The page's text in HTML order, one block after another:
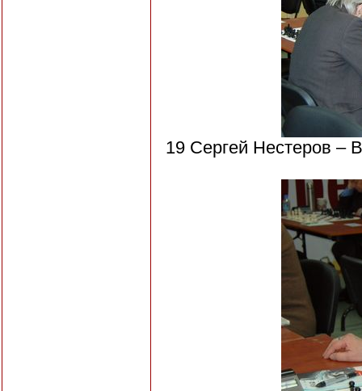
19 Сергей Нестеров –